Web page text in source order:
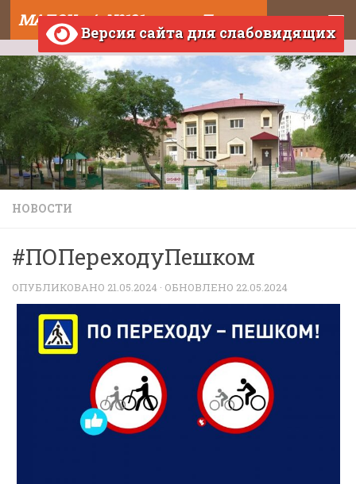
Skip to content МАДОУ д/с №121 города Тюмени
Версия сайта для слабовидящих
НОВОСТИ
#ПОПереходуПешком
ОПУБЛИКОВАНО 21.05.2024 · ОБНОВЛЕНО 22.05.2024